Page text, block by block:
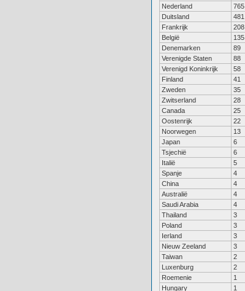
Nederland
765
Duitsland
481
Frankrijk
208
België
135
Denemarken
89
Verenigde Staten
88
Verenigd Koninkrijk
58
Finland
41
Zweden
35
Zwitserland
28
Canada
25
Oostenrijk
22
Noorwegen
13
Japan
6
Tsjechië
6
Italië
5
Spanje
4
China
4
Australië
4
Saudi Arabia
4
Thailand
3
Poland
3
Ierland
3
Nieuw Zeeland
3
Taiwan
2
Luxenburg
2
Roemenie
1
Hungary
1